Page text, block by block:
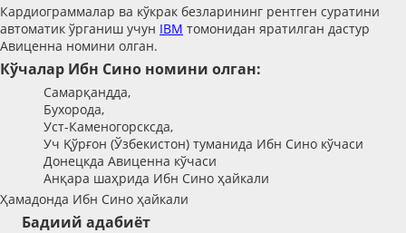
Кардиограммалар ва кўкрак безларининг рентген суратини
автоматик ўрганиш учун IBM томонидан яратилган дастур
Авиценна номини олган.
Кўчалар Ибн Сино номини олган:
Самарқандда,
Бухорода,
Уст-Каменогорсксда,
Уч Қўрғон (Ўзбекистон) туманида Ибн Сино кўчаси
Донецкда Авиценна кўчаси
Анқара шаҳрида Ибн Сино ҳайкали
Ҳамадонда Ибн Сино ҳайкали
Бадиий адабиёт